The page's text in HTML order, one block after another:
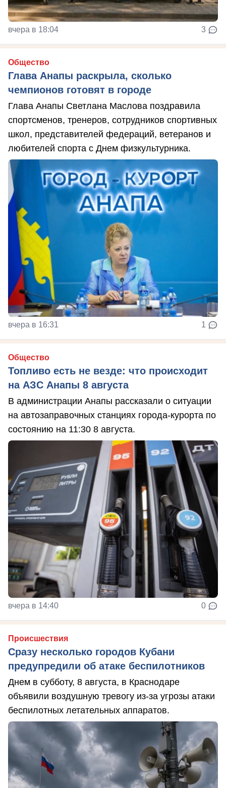
вчера в 18:04 3
Общество
Глава Анапы раскрыла, сколько
чемпионов готовят в городе
Глава Анапы Светлана Маслова поздравила
спортсменов, тренеров, сотрудников спортивных
школ, представителей федераций, ветеранов и
любителей спорта с Днем физкультурника.
вчера в 16:31 1
Общество
Топливо есть не везде: что происходит
на АЗС Анапы 8 августа
В администрации Анапы рассказали о ситуации
на автозаправочных станциях города-курорта по
состоянию на 11:30 8 августа.
вчера в 14:40 0
Происшествия
Сразу несколько городов Кубани
предупредили об атаке беспилотников
Днем в субботу, 8 августа, в Краснодаре
объявили воздушную тревогу из-за угрозы атаки
беспилотных летательных аппаратов.